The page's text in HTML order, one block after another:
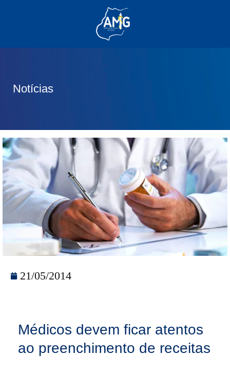
Notícias
21/05/2014
Médicos devem ficar atentos
ao preenchimento de receitas